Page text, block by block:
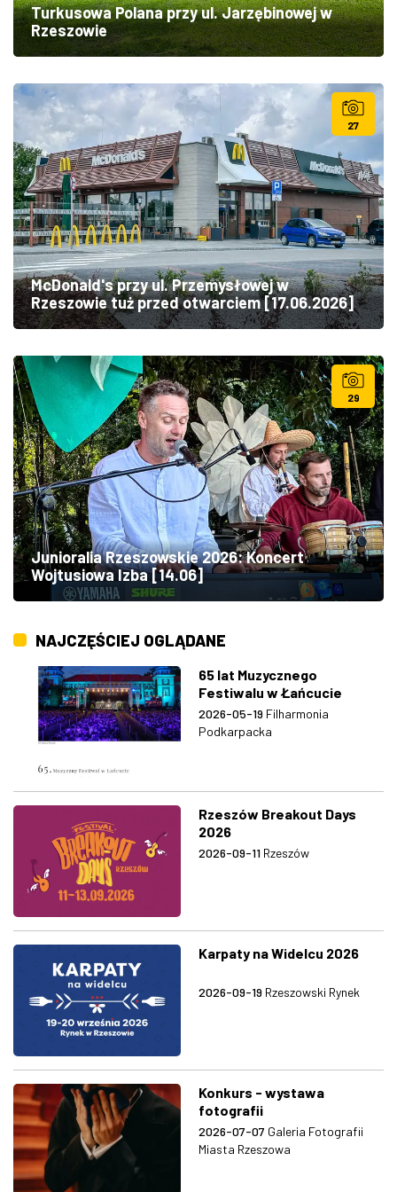
Turkusowa Polana przy ul. Jarzębinowej w
Rzeszowie
27
McDonald's przy ul. Przemysłowej w
Rzeszowie tuż przed otwarciem [17.06.2026]
29
Junioralia Rzeszowskie 2026: Koncert
Wojtusiowa Izba [14.06]
NAJCZĘŚCIEJ OGLĄDANE
65 lat Muzycznego
Festiwalu w Łańcucie
2026-05-19 Filharmonia
Podkarpacka
Rzeszów Breakout Days
2026
2026-09-11 Rzeszów
Karpaty na Widelcu 2026
2026-09-19 Rzeszowski Rynek
Konkurs - wystawa
fotografii
2026-07-07 Galeria Fotografii
Miasta Rzeszowa